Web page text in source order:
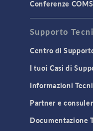
Conferenze
Supporto
Centro di
I tuoi Casi di
Informazioni
Partner e
Documentazione